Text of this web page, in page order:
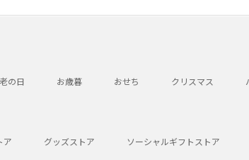
の日 お歳暮 おせち クリスマス
ア グッズストア ソーシャルギフトストア